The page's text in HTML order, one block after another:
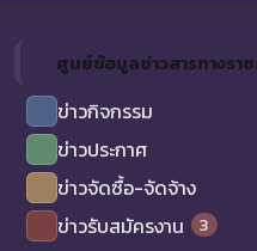
ศูนย์ข้อมูลข่าวสารทางราช
ข่าวกิจกรรม
ข่าวประกาศ
ข่าวจัดซื้อ-จัดจ้าง
ข่าวรับสมัครงาน
3